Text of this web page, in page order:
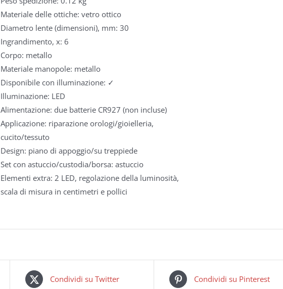
Materiale delle ottiche: vetro ottico
Diametro lente (dimensioni), mm: 30
Ingrandimento, x: 6
Corpo: metallo
Materiale manopole: metallo
Disponibile con illuminazione: ✓
Illuminazione: LED
Alimentazione: due batterie CR927 (non incluse)
Applicazione: riparazione orologi/gioielleria,
cucito/tessuto
Design: piano di appoggio/su treppiede
Set con astuccio/custodia/borsa: astuccio
Elementi extra: 2 LED, regolazione della luminosità,
scala di misura in centimetri e pollici
Condividi su Twitter Condividi su Pinterest